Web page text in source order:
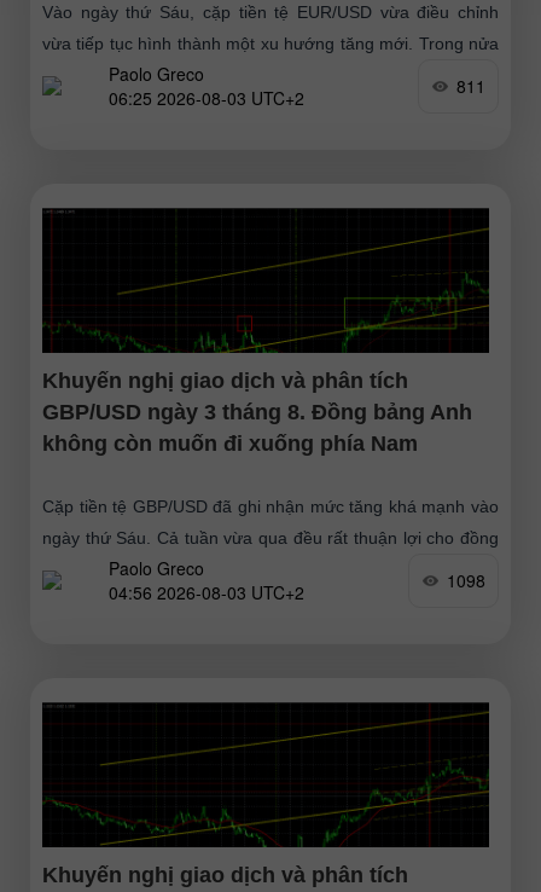
Vào ngày thứ Sáu, cặp tiền tệ EUR/USD vừa điều chỉnh
vừa tiếp tục hình thành một xu hướng tăng mới. Trong nửa
đầu ngày, thị trường hứng chịu
Paolo Greco
06:25 2026-08-03 UTC+2
811
Khuyến nghị giao dịch và phân tích
GBP/USD ngày 3 tháng 8. Đồng bảng Anh
không còn muốn đi xuống phía Nam
Cặp tiền tệ GBP/USD đã ghi nhận mức tăng khá mạnh vào
ngày thứ Sáu. Cả tuần vừa qua đều rất thuận lợi cho đồng
tiền chung châu
Paolo Greco
04:56 2026-08-03 UTC+2
1098
Khuyến nghị giao dịch và phân tích